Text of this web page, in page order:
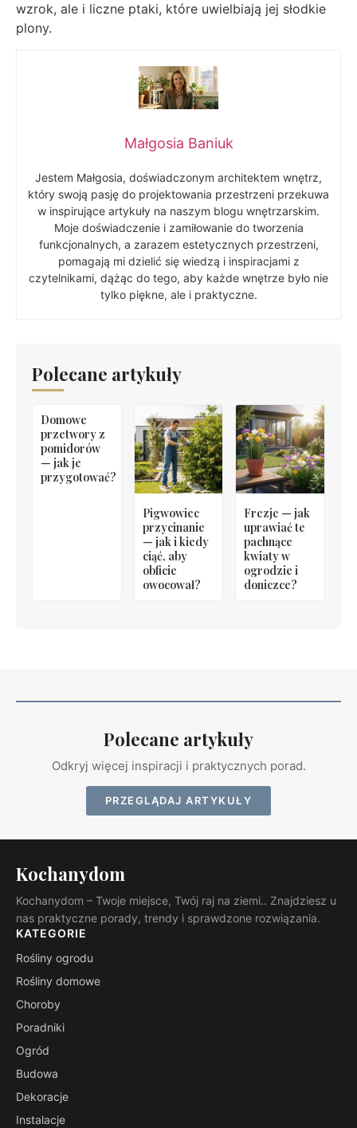
wzrok, ale i liczne ptaki, które uwielbiają jej słodkie
plony.
Małgosia Baniuk
Jestem Małgosia, doświadczonym architektem wnętrz,
który swoją pasję do projektowania przestrzeni przekuwa
w inspirujące artykuły na naszym blogu wnętrzarskim.
Moje doświadczenie i zamiłowanie do tworzenia
funkcjonalnych, a zarazem estetycznych przestrzeni,
pomagają mi dzielić się wiedzą i inspiracjami z
czytelnikami, dążąc do tego, aby każde wnętrze było nie
tylko piękne, ale i praktyczne.
Polecane artykuły
Domowe
przetwory z
pomidorów
— jak je
przygotować?
Pigwowiec
przycinanie
— jak i kiedy
ciąć, aby
obficie
owocował?
Frezje — jak
uprawiać te
pachnące
kwiaty w
ogrodzie i
doniczce?
Polecane artykuły
Odkryj więcej inspiracji i praktycznych porad.
PRZEGLĄDAJ ARTYKUŁY
Kochanydom
Kochanydom – Twoje miejsce, Twój raj na ziemi.. Znajdziesz u
nas praktyczne porady, trendy i sprawdzone rozwiązania.
KATEGORIE
Rośliny ogrodu
Rośliny domowe
Choroby
Poradniki
Ogród
Budowa
Dekoracje
Instalacje